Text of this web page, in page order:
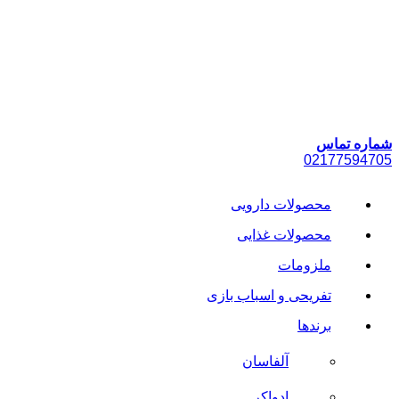
شماره تماس
02177594705
محصولات دارویی
محصولات غذایی
ملزومات
تفریحی و اسباب بازی
برندها
آلفاسان